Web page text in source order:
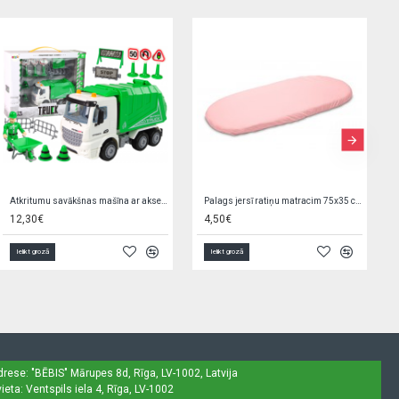
Rotaļlieta ar pīkstuli KOALA 17 cm 9549
4,80€
Ielikt grozā
Neslīdošs paklājiņš vannai 70x35 cm 1346/05 blue
5,95€
Ielikt grozā
"BĒBIS" Mārupes 8d, Rīga, LV-1002, Latvija
Ventspils iela 4, Rīga, LV-1002